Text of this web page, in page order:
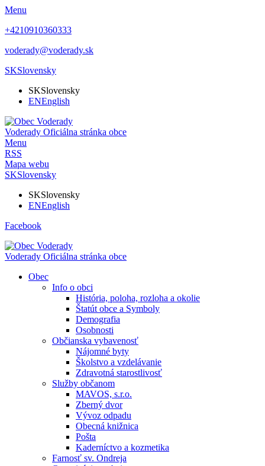
Menu
+4210910360333
voderady@voderady.sk
SKSlovensky
SKSlovensky
ENEnglish
Voderady Oficiálna stránka obce
Menu
RSS
Mapa webu
SKSlovensky
SKSlovensky
ENEnglish
Facebook
Voderady Oficiálna stránka obce
Obec
Info o obci
História, poloha, rozloha a okolie
Štatút obce a Symboly
Demografia
Osobnosti
Občianska vybavenosť
Nájomné byty
Školstvo a vzdelávanie
Zdravotná starostlivosť
Služby občanom
MAVOS, s.r.o.
Zberný dvor
Vývoz odpadu
Obecná knižnica
Pošta
Kaderníctvo a kozmetika
Farnosť sv. Ondreja